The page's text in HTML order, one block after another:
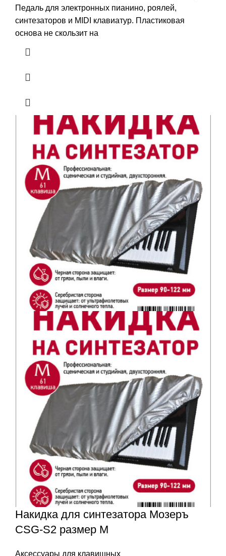
Педаль для электронных пианино, роялей,
синтезаторов и MIDI клавиатур. Пластиковая
основа не скользит на
Накидка для синтезатора Мозеръ
CSG-S2 размер M
Аксессуары для клавишных